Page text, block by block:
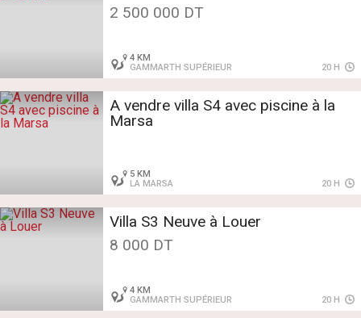
2 500 000 DT
4 KM
GAMMARTH SUPÉRIEUR
20 H
A vendre villa S4 avec piscine à la
Marsa
5 KM
LA MARSA
20 H
Villa S3 Neuve à Louer
8 000 DT
4 KM
GAMMARTH SUPÉRIEUR
20 H